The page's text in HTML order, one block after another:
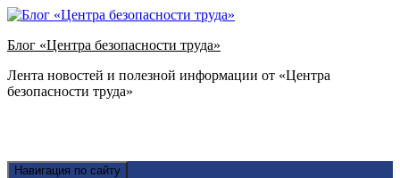
Блог «Центра безопасности труда»
Лента новостей и полезной информации от «Центра
безопасности труда»
Навигация по сайту